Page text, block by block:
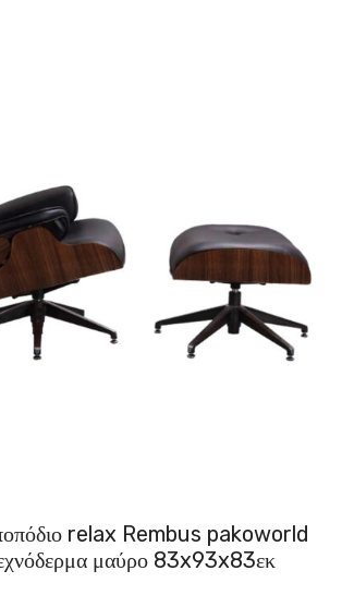
relax Rembus pakoworld
μαύρο 83x93x83εκ